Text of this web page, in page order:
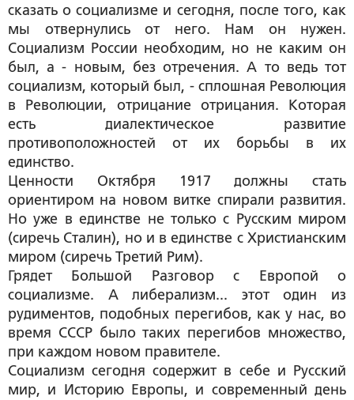
сказать о социализме и сегодня, после того, как
мы отвернулись от него. Нам он нужен.
Социализм России необходим, но не каким он
был, а - новым, без отречения. А то ведь тот
социализм, который был, - сплошная Революция
в Революции, отрицание отрицания. Которая
есть диалектическое развитие
противоположностей от их борьбы в их
единство.
Ценности Октября 1917 должны стать
ориентиром на новом витке спирали развития.
Но уже в единстве не только с Русским миром
(сиречь Сталин), но и в единстве с Христианским
миром (сиречь Третий Рим).
Грядет Большой Разговор с Европой о
социализме. А либерализм... этот один из
рудиментов, подобных перегибов, как у нас, во
время СССР было таких перегибов множество,
при каждом новом правителе.
Социализм сегодня содержит в себе и Русский
мир, и Историю Европы, и современный день